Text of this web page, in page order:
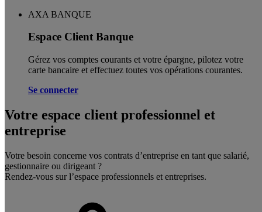
AXA BANQUE
Espace Client Banque
Gérez vos comptes courants et votre épargne, pilotez votre
carte bancaire et effectuez toutes vos opérations courantes.
Se connecter
Votre espace client professionnel et
entreprise
Votre besoin concerne vos contrats d’entreprise en tant que salarié,
gestionnaire ou dirigeant ?
Rendez-vous sur l’espace professionnels et entreprises.